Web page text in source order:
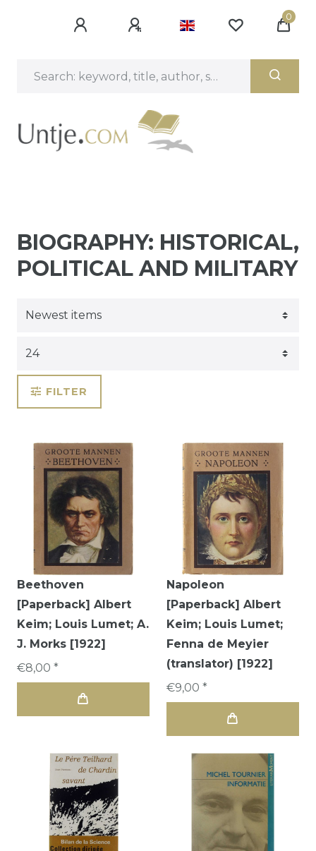
0
BIOGRAPHY: HISTORICAL,
POLITICAL AND MILITARY
FILTER
Beethoven
[Paperback] Albert
Keim; Louis Lumet; A.
J. Morks [1922]
€8,00 *
Napoleon
[Paperback] Albert
Keim; Louis Lumet;
Fenna de Meyier
(translator) [1922]
€9,00 *